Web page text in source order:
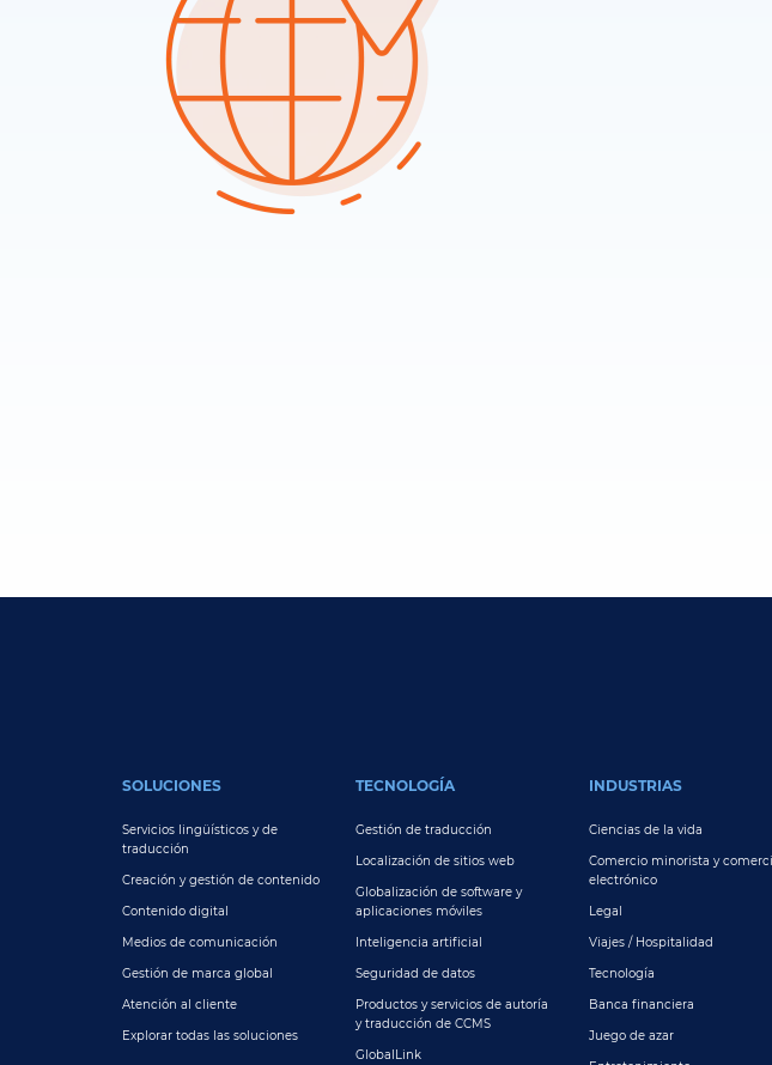
SOLUCIONES
Servicios lingüísticos y de
traducción
Creación y gestión de contenido
Contenido digital
Medios de comunicación
Gestión de marca global
Atención al cliente
Explorar todas las soluciones
TECNOLOGÍA
Gestión de traducción
Localización de sitios web
Globalización de software y
aplicaciones móviles
Inteligencia artificial
Seguridad de datos
Productos y servicios de autoría
y traducción de CCMS
GlobalLink
INDUSTRIAS
Ciencias de la vida
Comercio minorista y
electrónico
Legal
Viajes / Hospitalidad
Tecnología
Banca financiera
Juego de azar